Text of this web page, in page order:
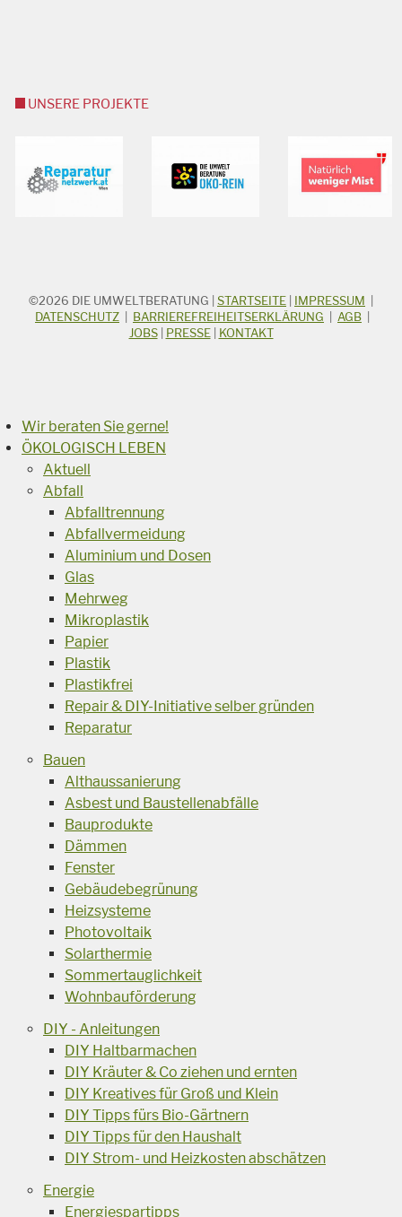
UNSERE PROJEKTE
STICHWORTSUCHE
Suchbegriff
©2026 DIE UMWELTBERATUNG STARTSEITE IMPRESSUM
DATENSCHUTZ
BARRIEREFREIHEITSERKLÄRUNG AGB
JOBS| PRESSE| KONTAKT
Wir beraten Sie gerne!
ÖKOLOGISCH LEBEN
Aktuell
Abfall
Abfalltrennung
Abfallvermeidung
Aluminium und Dosen
Glas
Mehrweg
Mikroplastik
Papier
Plastik
Plastikfrei
Repair & DIY-Initiative selber gründen
Reparatur
Bauen
Althaussanierung
Asbest und Baustellenabfälle
Bauprodukte
Dämmen
Fenster
Gebäudebegrünung
Heizsysteme
Photovoltaik
Solarthermie
Sommertauglichkeit
Wohnbauförderung
DIY - Anleitungen
DIY Haltbarmachen
DIY Kräuter & Co ziehen und ernten
DIY Kreatives für Groß und Klein
DIY Tipps fürs Bio-Gärtnern
DIY Tipps für den Haushalt
DIY Strom- und Heizkosten abschätzen
Energie
Energiespartipps